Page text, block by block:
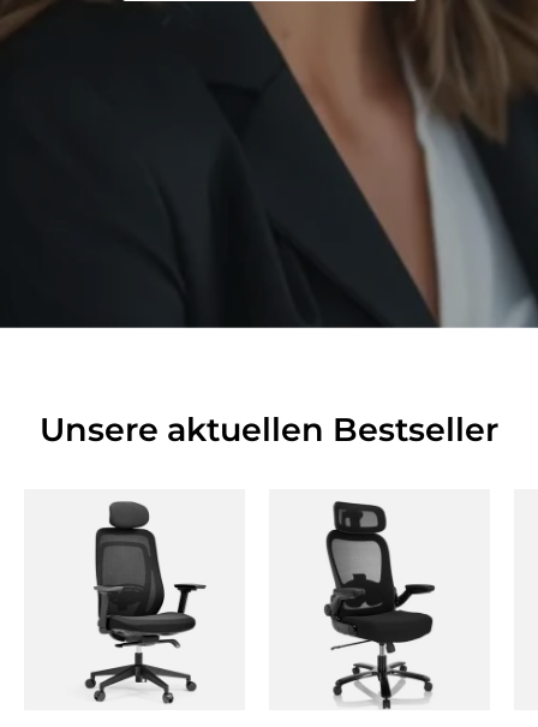
Unsere aktuellen Bestseller